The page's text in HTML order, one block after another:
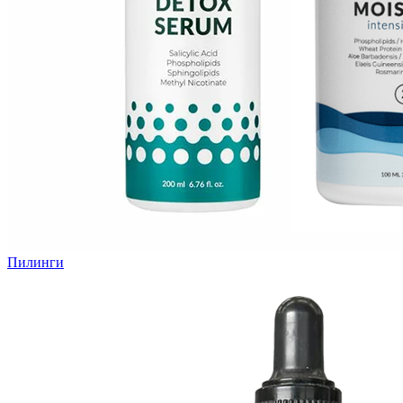
Пилинги